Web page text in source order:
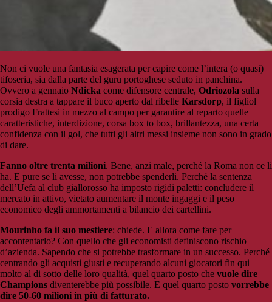
Non ci vuole una fantasia esagerata per capire come l’intera (o quasi)
tifoseria, sia dalla parte del guru portoghese seduto in panchina.
Ovvero a gennaio Ndicka come difensore centrale, Odriozola sulla
corsia destra a tappare il buco aperto dal ribelle Karsdorp, il figliol
prodigo Frattesi in mezzo al campo per garantire al reparto quelle
caratteristiche, interdizione, corsa box to box, brillantezza, una certa
confidenza con il gol, che tutti gli altri messi insieme non sono in grado
di dare.
Fanno oltre trenta milioni. Bene, anzi male, perché la Roma non ce li
ha. E pure se li avesse, non potrebbe spenderli. Perché la sentenza
dell’Uefa al club giallorosso ha imposto rigidi paletti: concludere il
mercato in attivo, vietato aumentare il monte ingaggi e il peso
economico degli ammortamenti a bilancio dei cartellini.
Mourinho fa il suo mestiere: chiede. E allora come fare per
accontentarlo? Con quello che gli economisti definiscono rischio
d’azienda. Sapendo che si potrebbe trasformare in un successo. Perché
centrando gli acquisti giusti e recuperando alcuni giocatori fin qui
molto al di sotto delle loro qualità, quel quarto posto che vuole dire
Champions diventerebbe più possibile. E quel quarto posto vorrebbe
dire 50-60 milioni in più di fatturato.